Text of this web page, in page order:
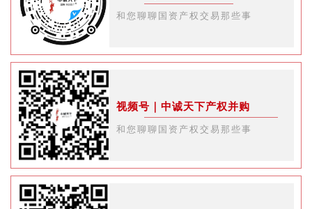
和您聊聊国资产权交易那些事
视频号｜中诚天下产权并购
和您聊聊国资产权交易那些事